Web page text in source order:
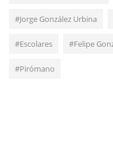
#Jorge González Urbina
#Escolares #Felipe
#Pirómano